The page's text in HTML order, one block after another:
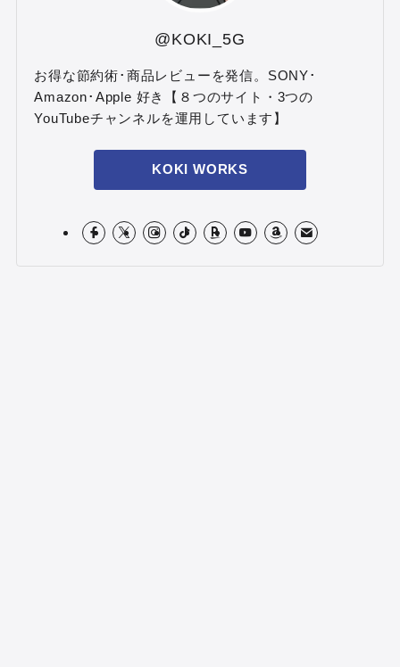
@KOKI_5G
お得な節約術･商品レビューを発信。SONY･
Amazon･Apple 好き【８つのサイト・3つの
YouTubeチャンネルを運用しています】
KOKI WORKS